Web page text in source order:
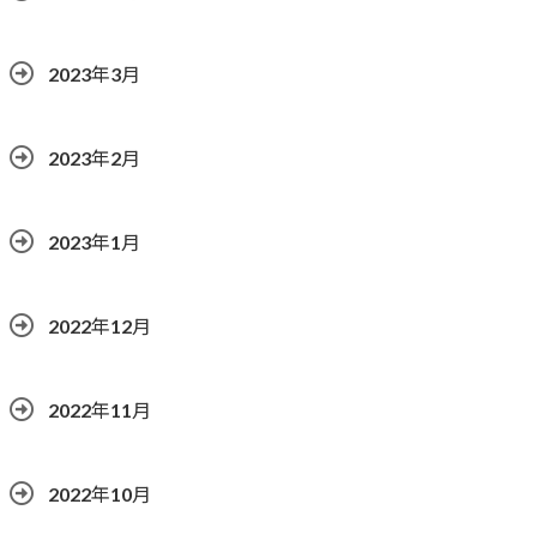
2023年3月
2023年2月
2023年1月
2022年12月
2022年11月
2022年10月